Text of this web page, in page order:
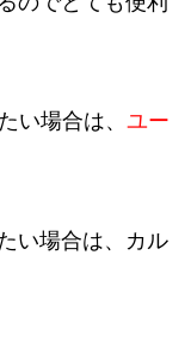
い場合は、 ユー
い場合は、カル